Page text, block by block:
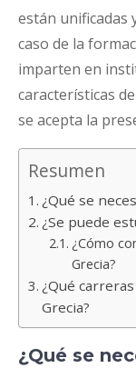
están unificadas
caso de la
imparten en
características
se acepta la
Resumen
¿Qué se
¿Se puede
¿Cómo
Grecia?
¿Qué
Grecia?
¿Qué se